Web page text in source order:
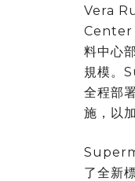
Vera
Center
料中心
規模。
全程部
施，以
了全新